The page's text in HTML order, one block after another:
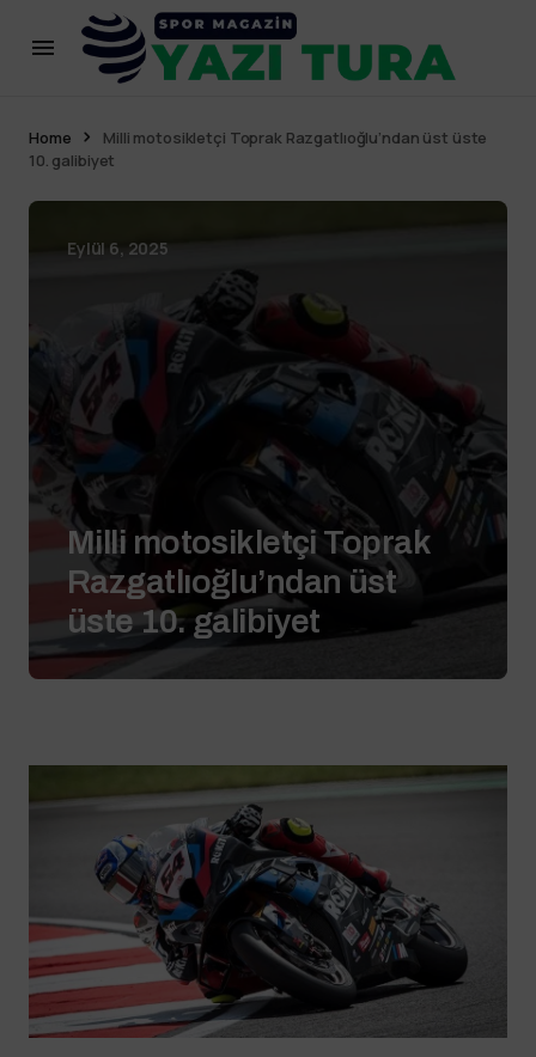
Home
Milli motosikletçi Toprak Razgatlıoğlu’ndan üst üste
10. galibiyet
Eylül 6, 2025
Milli motosikletçi Toprak
Razgatlıoğlu’ndan üst
üste 10. galibiyet